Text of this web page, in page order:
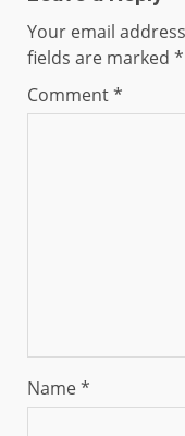
Your email
fields are marked *
Comment*
Name*